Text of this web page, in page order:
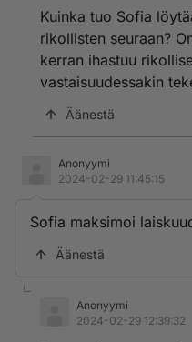
Kuinka tuo Sofia
rikollisten seuraan?
kerran ihastuu
vastaisuudessakin
Äänestä
Anonyymi
2024-02-29 11:45:15
Sofia maksimoi
Äänestä
Anonyymi
2024-02-29 12:39:32